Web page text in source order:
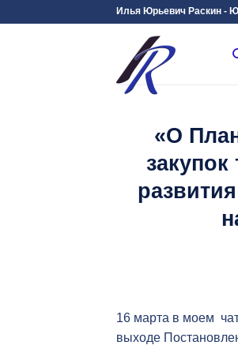
Илья Юрьевич Раскин -
«О
16 марта в моем
выходе